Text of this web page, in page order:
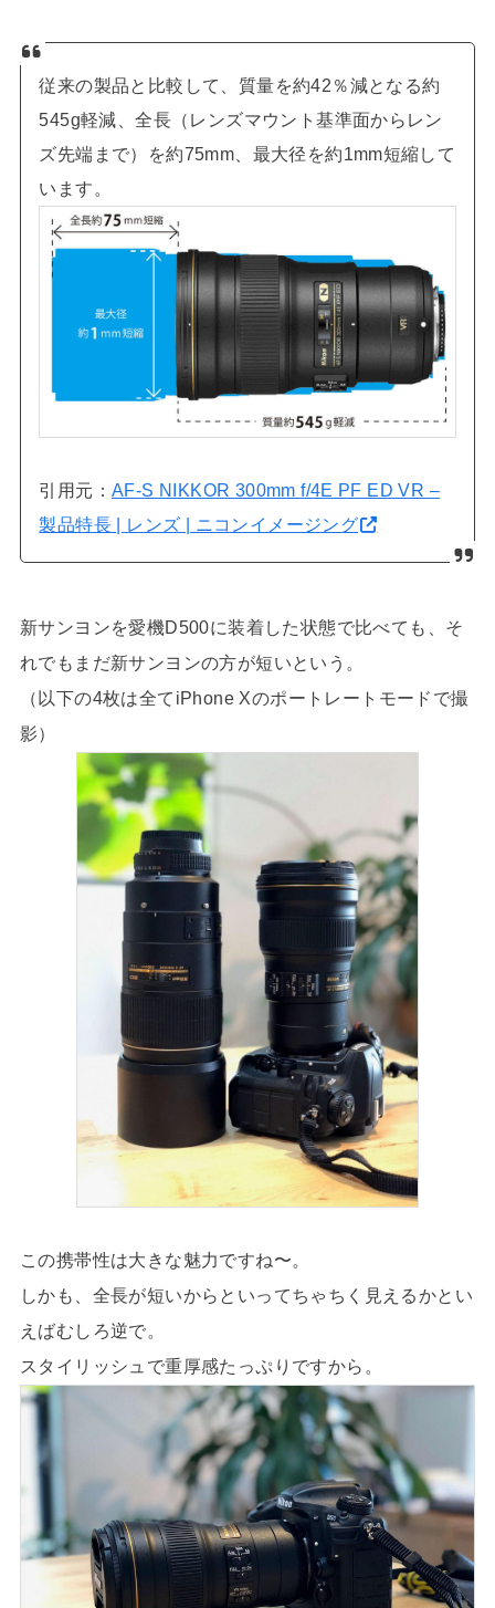
従来の製品と比較して、質量を約42％減となる約
545g軽減、全長（レンズマウント基準面からレン
ズ先端まで）を約75mm、最大径を約1mm短縮して
います。
引用元： AF-S NIKKOR 300mm f/4E PF ED VR –
製品特長 | レンズ | ニコンイメージング
新サンヨンを愛機D500に装着した状態で比べても、そ
れでもまだ新サンヨンの方が短いという。
（以下の4枚は全てiPhone Xのポートレートモードで撮
影）
この携帯性は大きな魅力ですね〜。
しかも、全長が短いからといってちゃちく見えるかとい
えばむしろ逆で。
スタイリッシュで重厚感たっぷりですから。